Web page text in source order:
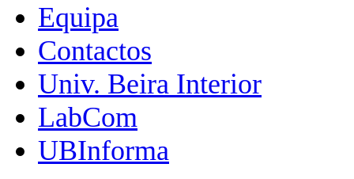
Equipa
Contactos
Univ. Beira Interior
LabCom
UBInforma